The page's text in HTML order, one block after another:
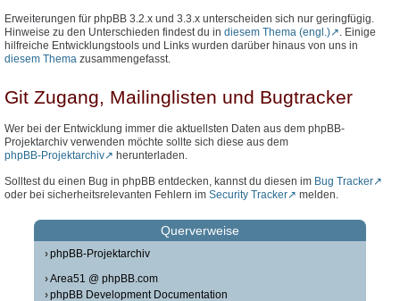
Erweiterungen für phpBB 3.2.x und 3.3.x unterscheiden sich nur geringfügig.
Hinweise zu den Unterschieden findest du in diesem Thema (engl.)
. Einige
hilfreiche Entwicklungstools und Links wurden darüber hinaus von uns in
diesem Thema zusammengefasst.
Git Zugang, Mailinglisten und Bugtracker
Wer bei der Entwicklung immer die aktuellsten Daten aus dem phpBB-
Projektarchiv verwenden möchte sollte sich diese aus dem
phpBB-Projektarchiv
herunterladen.
Solltest du einen Bug in phpBB entdecken, kannst du diesen im Bug Tracker
oder bei sicherheitsrelevanten Fehlern im Security Tracker melden.
Querverweise
phpBB-Projektarchiv
Area51 @ phpBB.com
phpBB Development Documentation